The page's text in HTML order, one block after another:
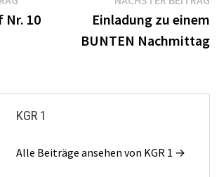
Beitrag:
Nr. 10
Einladung zu einem
BUNTEN Nachmittag
KGR 1
Alle Beiträge ansehen von KGR 1 →